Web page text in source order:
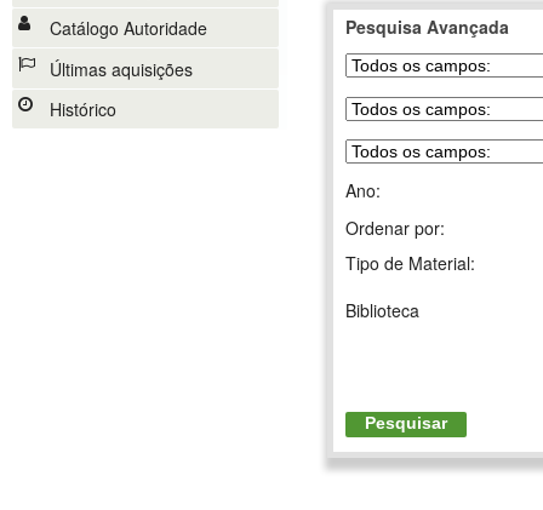
Catálogo Autoridade
Últimas aquisições
Histórico
Pesquisa Avançada
Ano:
Ordenar por:
Tipo de Material:
Biblioteca
Pesquisar